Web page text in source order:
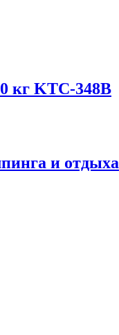
кг KTC-348B
и отдыха